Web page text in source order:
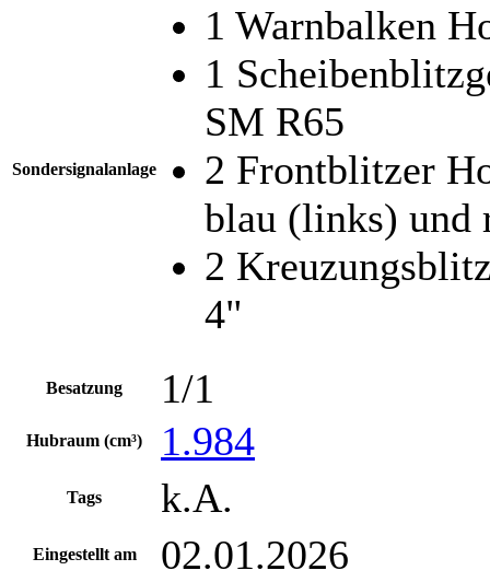
Sondersignalanlage
1 Warnbalken
1
SM R65
2 Frontblitzer
blau (links) und
2
4"
Besatzung 1/1
Hubraum (cm³) 1.984
Tags k.A.
Eingestellt am 02.01.2026